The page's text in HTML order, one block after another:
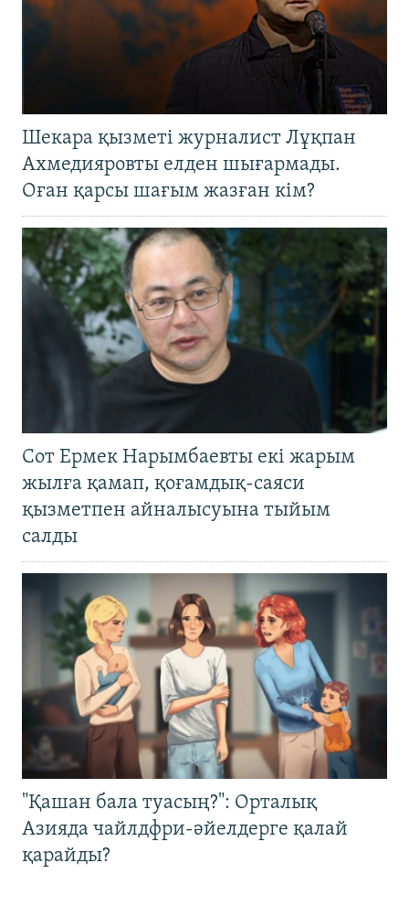
Шекара қызметі журналист Лұқпан
Ахмедияровты елден шығармады.
Оған қарсы шағым жазған кім?
Сот Ермек Нарымбаевты екі жарым
жылға қамап, қоғамдық-саяси
қызметпен айналысуына тыйым
салды
"Қашан бала туасың?": Орталық
Азияда чайлдфри-әйелдерге қалай
қарайды?